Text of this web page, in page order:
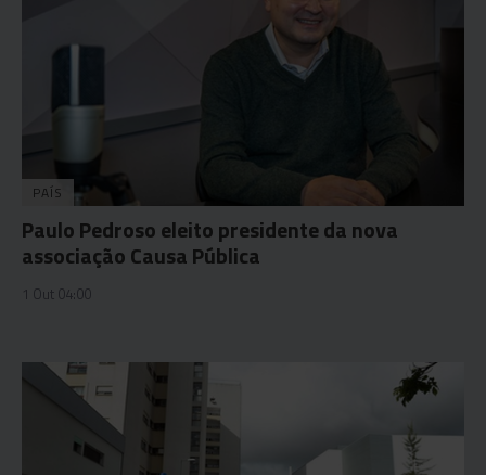
PAÍS
Paulo Pedroso eleito presidente da nova
associação Causa Pública
1 Out 04:00